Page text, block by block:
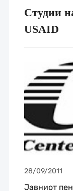
Студии
USAID
28/09/2011
Јавниот